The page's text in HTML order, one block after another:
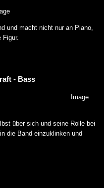
und macht nicht nur an Piano,
Figur.
- Bass
über sich und seine Rolle bei
die Band einzuklinken und